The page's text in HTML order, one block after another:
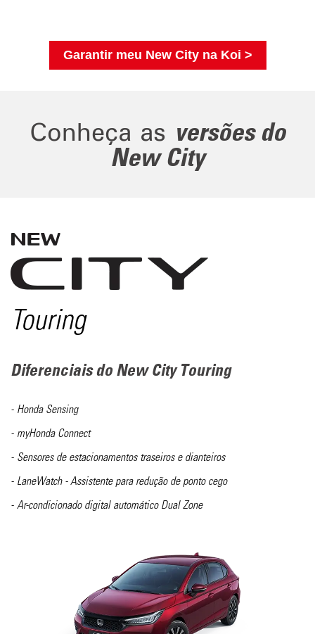
Garantir meu New City na Koi >
Conheça as versões do
New City
Touring
Diferenciais do New CityTouring
Honda Sensing
myHonda Connect
Sensores de estacionamentos traseiros e dianteiros
LaneWatch - Assistente para redução de ponto cego
Ar-condicionado digital automático Dual Zone